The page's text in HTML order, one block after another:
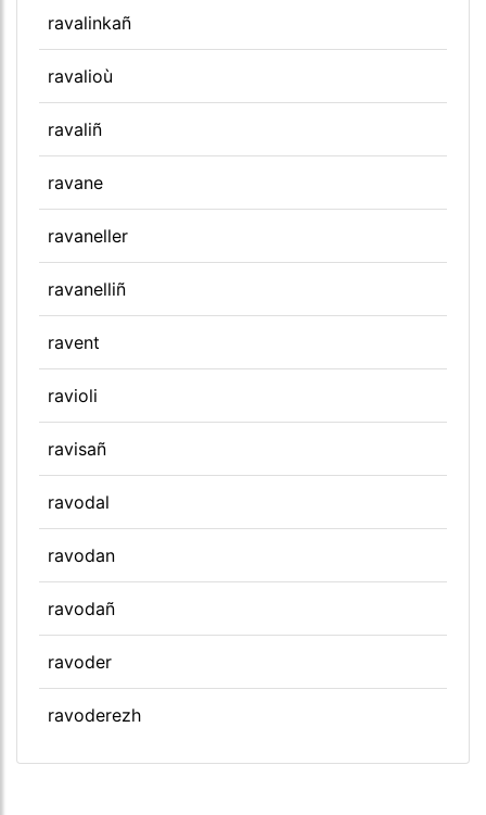
ravalinkañ
ravalioù
ravaliñ
ravane
ravaneller
ravanelliñ
ravent
ravioli
ravisañ
ravodal
ravodan
ravodañ
ravoder
ravoderezh